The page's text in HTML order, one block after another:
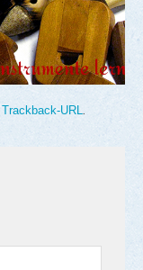
Trackback-URL